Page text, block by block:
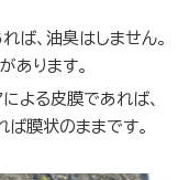
ば、油臭はしません。
あります。
よる皮膜であれば、
膜状のままです。